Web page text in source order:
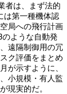
者は、まず法的
は第一種機体認
局への飛行計画
のような自動発
遠隔制御用の冗
ク評価をまとめ
が示すように、
小規模・有人監
現実的だ。